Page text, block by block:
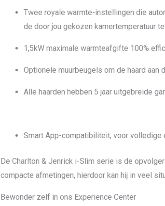
Twee royale warmte-instellingen die
de door jou gekozen kamertemperatuur
1,5kW maximale warmteafgifte 100%
Optionele muurbeugels om de haard aan
Alle haarden hebben 5 jaar uitgebreide
Smart App-compatibiliteit, voor volledige
De Charlton & Jenrick i-Slim serie is de
compacte afmetingen, hierdoor kan hij in veel
Bewonder zelf in ons Experience Center